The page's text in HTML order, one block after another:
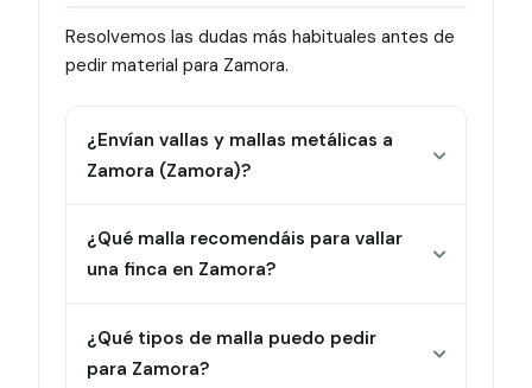
Resolvemos las dudas más habituales antes de
pedir material para Zamora.
¿Envían vallas y mallas metálicas a
Zamora (Zamora)?
¿Qué malla recomendáis para vallar
una finca en Zamora?
¿Qué tipos de malla puedo pedir
para Zamora?